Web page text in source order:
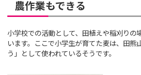
農作業もできる
小学校での活動として、田植えや稲刈りの
います。ここで小学生が育てた麦は、田熊
う」として使われているそうです。